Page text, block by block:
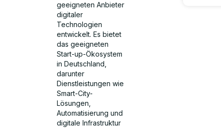
geeigneten Anbieter
digitaler
Technologien
entwickelt. Es bietet
das geeigneten
Start-up-Ökosystem
in Deutschland,
darunter
Dienstleistungen wie
Smart-City-
Lösungen,
Automatisierung und
digitale Infrastruktur